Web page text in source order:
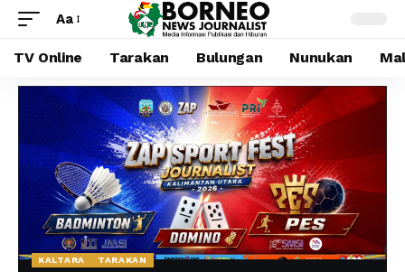
Aa
TV Online Tarakan Bulungan Nunukan
KALTARA TARAKAN